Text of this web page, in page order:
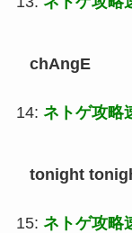
chAngE
14: ネトゲ攻略
tonight
15: ネトゲ攻略